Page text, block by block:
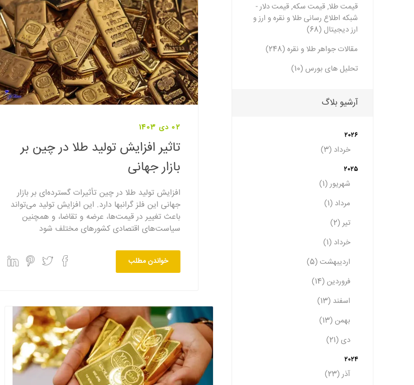
02 دی 1403
تاثیر افزایش تولید طلا در چین بر
بازار جهانی
افزایش تولید طلا در چین تأثیرات گسترده‌ای بر بازار
جهانی این فلز گرانبها دارد. این افزایش تولید می‌تواند
باعث تغییر در قیمت‌ها، عرضه و تقاضا، و همچنین
سیاست‌های اقتصادی کشورهای مختلف شود
خواندن مطلب
قیمت طلا, قیمت سکه, قیمت دلار -
شبکه اطلاع رسانی طلا و نقره و ارز و
ارز دیجیتال (68)
مقالات جواهر طلا و نقره (248)
تحلیل های بورس (10)
آرشیو بلاگ
2026
خرداد (3)
2025
شهریور (1)
مرداد (1)
تیر (2)
خرداد (1)
اردیبهشت (5)
فروردین (14)
اسفند (13)
بهمن (13)
دی (21)
2024
آذر (23)